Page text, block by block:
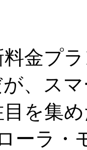
金プ
、ス
を集
ーラ・